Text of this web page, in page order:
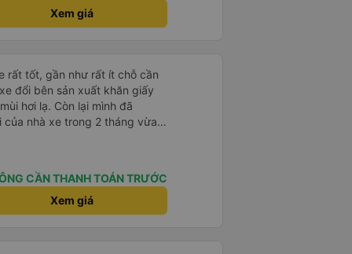
Xem giá
rất tốt, gần như rất ít chỗ cần
đổi bên sản xuất khăn giấy
hơi lạ. Còn lại mình đã
nhà xe trong 2 tháng vừa
thân thiện, quy trình phục vụ
phân vùng từng xe
CẦN THANH TOÁN TRƯỚC
Xem giá